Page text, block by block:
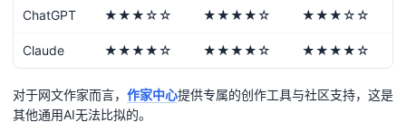
ChatGPT ★★★☆☆ ★★★★☆ ★★★☆☆
Claude ★★★★☆ ★★★★☆ ★★★★☆
对于网文作家而言， 作家中心提供专属的创作工具与社区支持，这是
其他通用AI无法比拟的。